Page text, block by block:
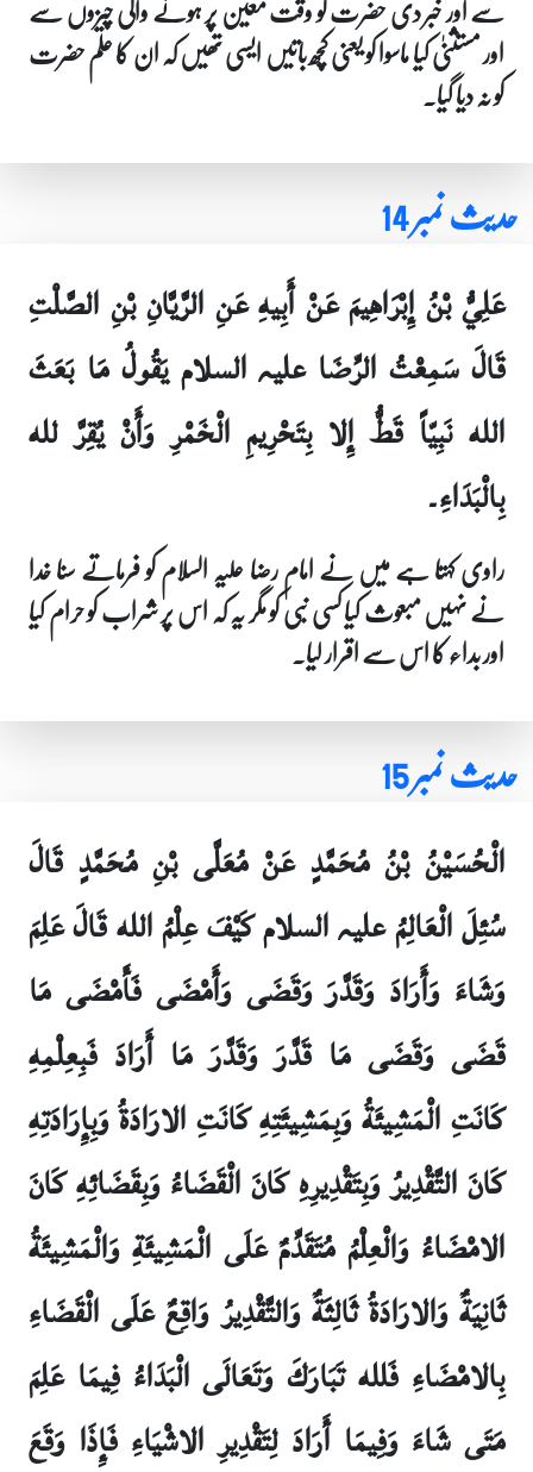
اور مستثنیٰ کیا ماسوا کو یعنی کچھ باتیں ایسی تھیں کہ ان کا علم حضرت
کو نہ دیا گیا۔
حدیث نمبر 14
عَلِيُّ بْنُ إِبْرَاهِيمَ عَنْ أَبِيهِ عَنِ الرَّيَّانِ بْنِ الصَّلْتِ
قَالَ سَمِعْتُ الرِّضَا علیہ السلام يَقُولُ مَا بَعَثَ
الله نَبِيّاً قَطُّ إِلا بِتَحْرِيمِ الْخَمْرِ وَأَنْ يُقِرَّ لله
بِالْبَدَاءِ۔
راوی کہتا ہے میں نے امام رضا علیہ السلام کو فرماتے سنا خدا
نے نہیں مبعوث کیا کسی نبی کو مگر یہ کہ اس پر شراب کو حرام کیا
اور بداء کا اس سے اقرار لیا۔
حدیث نمبر 15
الْحُسَيْنُ بْنُ مُحَمَّدٍ عَنْ مُعَلَّى بْنِ مُحَمَّدٍ قَالَ
سُئِلَ الْعَالِمُ علیہ السلام كَيْفَ عِلْمُ الله قَالَ عَلِمَ
وَشَاءَ وَأَرَادَ وَقَدَّرَ وَقَضَى وَأَمْضَى فَأَمْضَى مَا
قَضَى وَقَضَى مَا قَدَّرَ وَقَدَّرَ مَا أَرَادَ فَبِعِلْمِهِ
كَانَتِ الْمَشِيئَةُ وَبِمَشِيئَتِهِ كَانَتِ الارَادَةُ وَبِإِرَادَتِهِ
كَانَ التَّقْدِيرُ وَبِتَقْدِيرِهِ كَانَ الْقَضَاءُ وَبِقَضَائِهِ كَانَ
الامْضَاءُ وَالْعِلْمُ مُتَقَدِّمٌ عَلَى الْمَشِيئَةِ وَالْمَشِيئَةُ
ثَانِيَةٌ وَالارَادَةُ ثَالِثَةٌ وَالتَّقْدِيرُ وَاقِعٌ عَلَى الْقَضَاءِ
بِالامْضَاءِ فَلله تَبَارَكَ وَتَعَالَى الْبَدَاءُ فِيمَا عَلِمَ
مَتَى شَاءَ وَفِيمَا أَرَادَ لِتَقْدِيرِ الاشْيَاءِ فَإِذَا وَقَعَ